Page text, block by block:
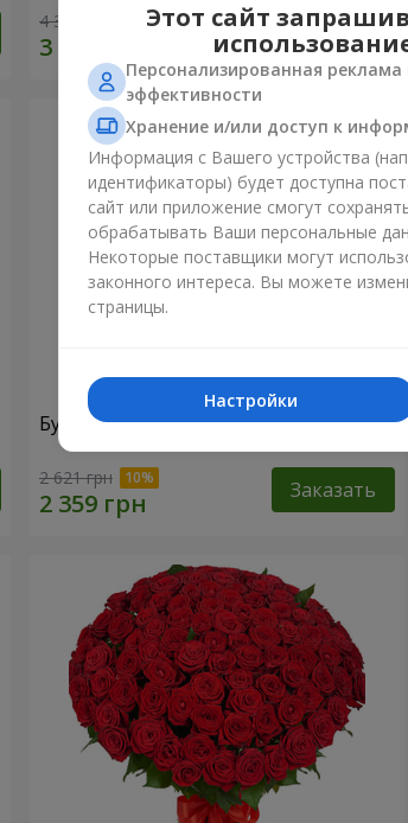
4 374 грн Заказать
Букет "15 разноцветных хризантем!"
2 621 грн Заказать
Этот сайт
Персонализированная
эффективности
Хранение и/или доступ к
Информация с Вашего устройства
идентификаторы) будет доступна
сайт или приложение смогут
обрабатывать Ваши персональные
Некоторые поставщики могут
законного интереса. Вы можете
страницы.
Настройки